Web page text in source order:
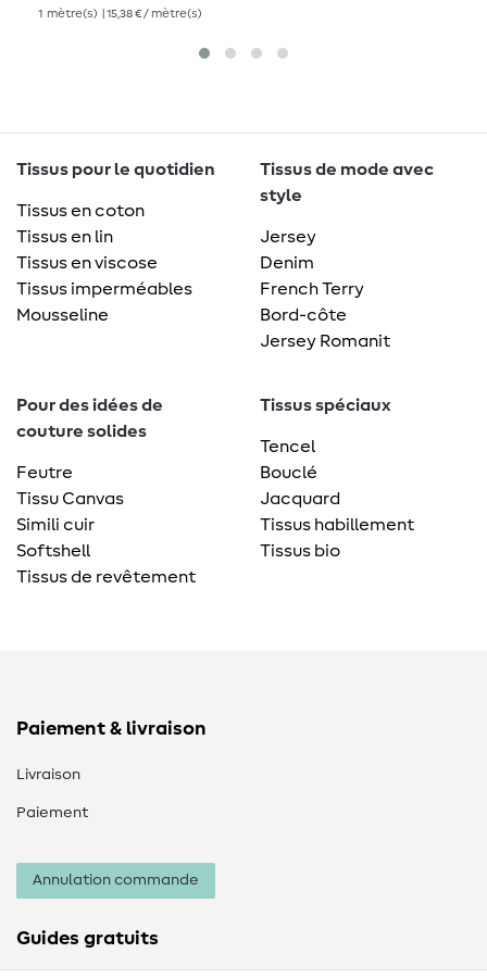
1 mètre(s) | 15,38 € / mètre(s)
Tissus pour le quotidien
Tissus en coton
Tissus en lin
Tissus en viscose
Tissus imperméables
Mousseline
Tissus de mode avec
style
Jersey
Denim
French Terry
Bord-côte
Jersey Romanit
Pour des idées de
couture solides
Feutre
Tissu Canvas
Simili cuir
Softshell
Tissus de revêtement
Tissus spéciaux
Tencel
Bouclé
Jacquard
Tissus habillement
Tissus bio
Paiement & livraison
Livraison
Paiement
Annulation commande
Guides gratuits